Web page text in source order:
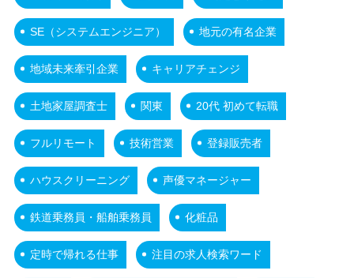
SE（システムエンジニア） 地元の有名企業
地域未来牽引企業 キャリアチェンジ
土地家屋調査士 関東 20代 初めて転職
フルリモート 技術営業 登録販売者
ハウスクリーニング 声優マネージャー
鉄道乗務員・船舶乗務員 化粧品
定時で帰れる仕事 注目の求人検索ワード